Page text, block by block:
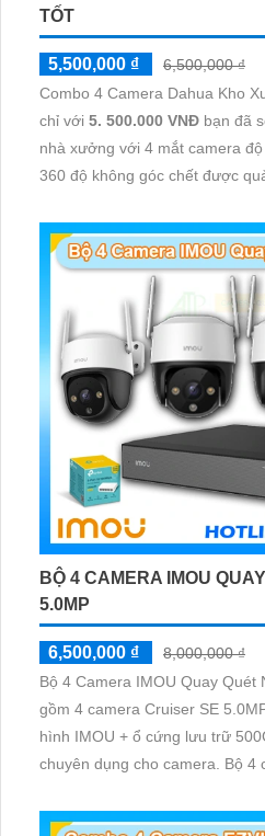
TỐT
5,500,000 ₫
6,500,000 ₫
Combo 4 Camera Dahua Kho
chỉ với 5. 500.000 VNĐ bạn đã
nhà xưởng với 4 mắt camera
360 độ không góc chết được
BỘ 4 CAMERA IMOU
5.0MP
6,500,000 ₫
8,000,000 ₫
Bộ 4 Camera IMOU Quay Quét
gồm 4 camera Cruiser SE
hình IMOU + ổ cứng lưu trữ
chuyên dụng cho camera. Bộ 4
cần giám sát ngoài trời